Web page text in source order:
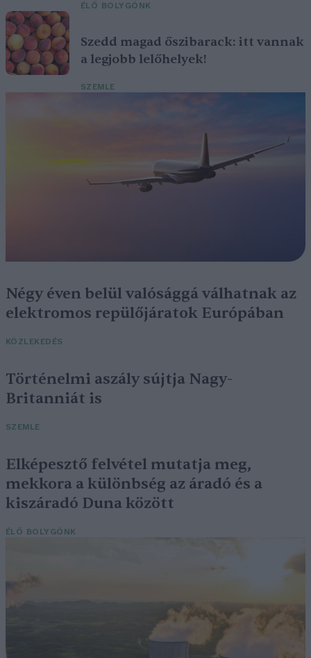
ÉLŐ BOLYGÓNK
Szedd magad őszibarack: itt vannak
a legjobb lelőhelyek!
SZEMLE
Négy éven belül valósággá válhatnak az
elektromos repülőjáratok Európában
KÖZLEKEDÉS
Történelmi aszály sújtja Nagy-
Britanniát is
SZEMLE
Elképesztő felvétel mutatja meg,
mekkora a különbség az áradó és a
kiszáradó Duna között
ÉLŐ BOLYGÓNK